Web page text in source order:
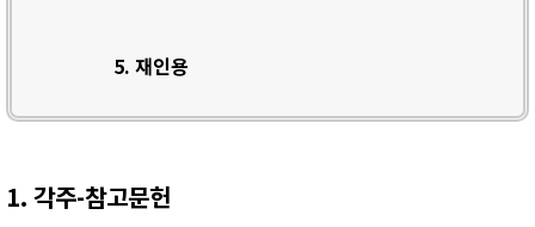
5. 재인용
1. 각주-참고문헌